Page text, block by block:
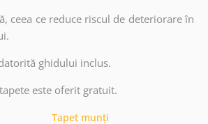
ceea ce reduce riscul de deteriorare în
ghidului inclus.
este oferit gratuit.
Tapet munți